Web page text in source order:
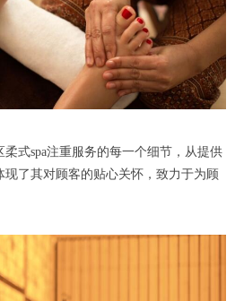
spa注重服务的每一个细节，从提供
了其对顾客的贴心关怀，致力于为顾